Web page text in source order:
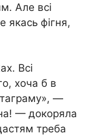
Але всі
якась фігня,
Всі
хоча б в
—
— докоряла
треба